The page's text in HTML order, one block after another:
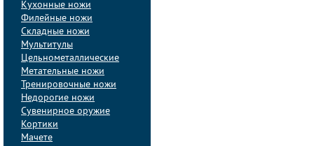
Кухонные ножи
Филейные ножи
Складные ножи
Мультитулы
Цельнометаллические
Метательные ножи
Тренировочные ножи
Недорогие ножи
Сувенирное оружие
Кортики
Мачете